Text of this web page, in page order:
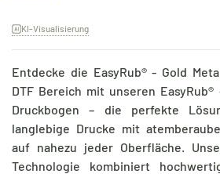
KI-Visualisierung
Entdecke die EasyRub® - Gold
DTF Bereich mit unseren
Druckbogen – die perfekte
langlebige Drucke mit
auf nahezu jeder Oberfläche.
Technologie kombiniert